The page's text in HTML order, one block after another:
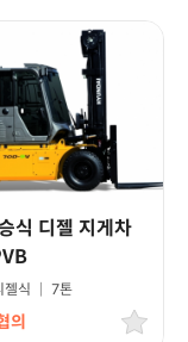
식 디젤 지게차
젤식 | 7톤
의